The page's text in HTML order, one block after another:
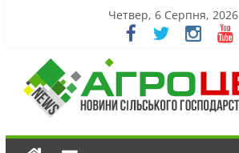
Четвер, 6 Серпня, 2026